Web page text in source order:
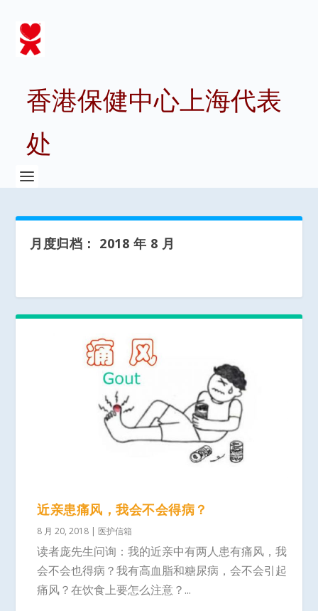
香港保健中心上海代表
处
月度归档： 2018 年 8 月
近亲患痛风，我会不会得病？
8 月 20, 2018 |医护信箱
读者庞先生问询：我的近亲中有两人患有痛风，我
会不会也得病？我有高血脂和糖尿病，会不会引起
痛风？在饮食上要怎么注意？...